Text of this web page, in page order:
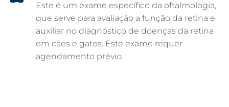
Este é um exame específico da oftalmologia,
que serve para avaliação a função da retina e
auxiliar no diagnóstico de doenças da retina
em cães e gatos. Este exame requer
agendamento prévio.